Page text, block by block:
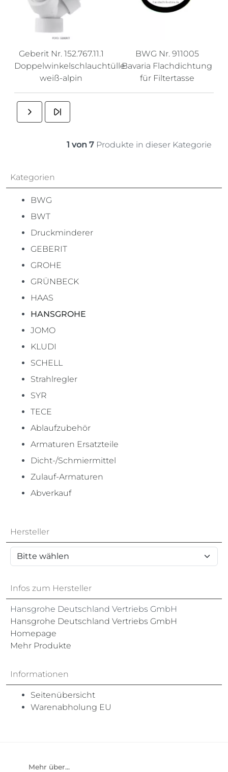
Geberit Nr. 152.767.11.1
Doppelwinkelschlauchtülle
weiß-alpin
BWG Nr. 911005
Bavaria Flachdichtung
für Filtertasse
1 von 7 Produkte in dieser Kategorie
Kategorien
BWG
BWT
Druckminderer
GEBERIT
GROHE
GRÜNBECK
HAAS
HANSGROHE
JOMO
KLUDI
SCHELL
Strahlregler
SYR
TECE
Ablaufzubehör
Armaturen Ersatzteile
Dicht-/Schmiermittel
Zulauf-Armaturen
Abverkauf
Hersteller
Infos zum Hersteller
Hansgrohe Deutschland Vertriebs GmbH
Hansgrohe Deutschland Vertriebs GmbH
Homepage
Mehr Produkte
Informationen
Seitenübersicht
Warenabholung EU
Mehr über...